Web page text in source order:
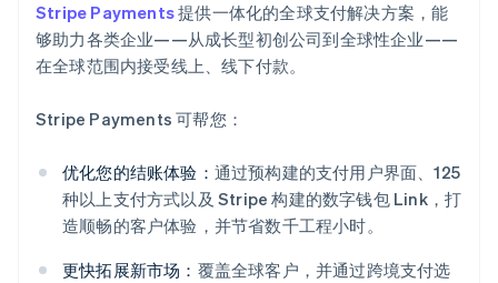
Stripe Payments提供一体化的全球支付解决方案，能
够助力各类企业——从成长型初创公司到全球性企业——
在全球范围内接受线上、线下付款。
Stripe Payments 可帮您：
优化您的结账体验： 通过预构建的支付用户界面、125
种以上支付方式以及 Stripe 构建的数字钱包 Link，打
造顺畅的客户体验，并节省数千工程小时。
更快拓展新市场： 覆盖全球客户，并通过跨境支付选